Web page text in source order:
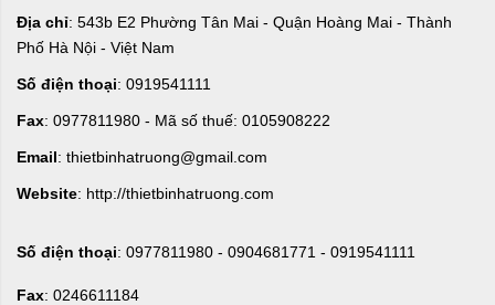
Địa chỉ: 543b E2 Phường Tân Mai - Quận Hoàng Mai - Thành
Phố Hà Nội - Việt Nam
Số điện thoại: 0919541111
Fax: 0977811980 - Mã số thuế: 0105908222
Email: thietbinhatruong@gmail.com
Website: http://thietbinhatruong.com
Số điện thoại: 0977811980 - 0904681771 - 0919541111
Fax: 0246611184